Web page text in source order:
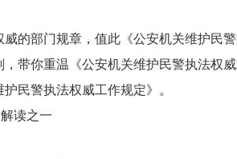
的部门规章， 值此《公安机关维护民
带你重温《公安机关维护民警执法权
民警执法权威工作规定》。
读之一